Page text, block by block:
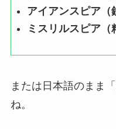
アイアンスピア（
ミスリルスピア（
または日本語のまま「
ね。